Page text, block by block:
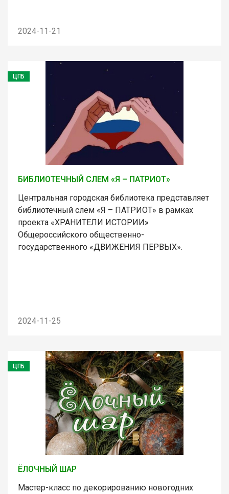
2024-11-21
ЦГБ
БИБЛИОТЕЧНЫЙ СЛЕМ «Я – ПАТРИОТ»
Центральная городская библиотека представляет
библиотечный слем «Я – ПАТРИОТ» в рамках
проекта «ХРАНИТЕЛИ ИСТОРИИ»
Общероссийского общественно-
государственного «ДВИЖЕНИЯ ПЕРВЫХ».
2024-11-25
ЦГБ
ЁЛОЧНЫЙ ШАР
Мастер-класс по декорированию новогодних